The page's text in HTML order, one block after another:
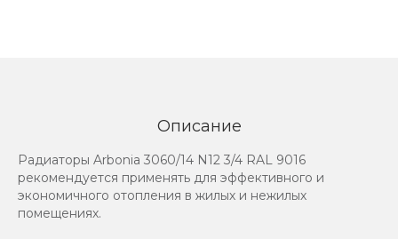
Описание
Радиаторы Arbonia 3060/14 N12 3/4 RAL 9016
рекомендуется применять для эффективного и
экономичного отопления в жилых и нежилых
помещениях.